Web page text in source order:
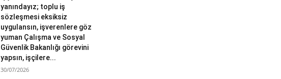
yanındayız; toplu iş
sözleşmesi eksiksiz
uygulansın, işverenlere göz
yuman Çalışma ve Sosyal
Güvenlik Bakanlığı görevini
yapsın, işçilere...
30/07/2026